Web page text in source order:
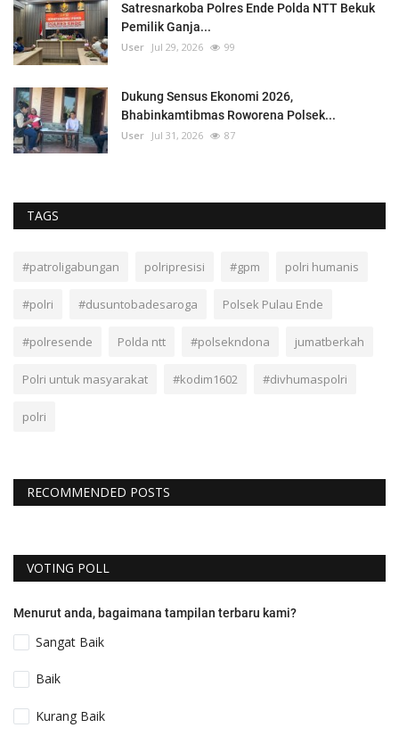
Satresnarkoba Polres Ende Polda NTT Bekuk
Pemilik Ganja...
User Jul 29, 2026 99
Dukung Sensus Ekonomi 2026,
Bhabinkamtibmas Roworena Polsek...
User Jul 31, 2026 87
TAGS
#patroligabungan polripresisi #gpm polri humanis
#polri #dusuntobadesaroga Polsek Pulau Ende
#polresende Polda ntt #polsekndona jumatberkah
Polri untuk masyarakat #kodim1602 #divhumaspolri
polri
RECOMMENDED POSTS
VOTING POLL
Menurut anda, bagaimana tampilan terbaru kami?
Sangat Baik
Baik
Kurang Baik